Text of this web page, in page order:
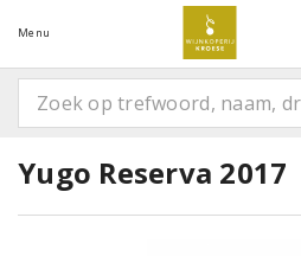
Menu
Yugo Reserva 2017